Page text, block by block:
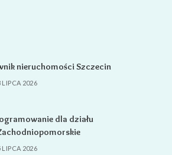
nieruchomości Szczecin
LIPCA 2026
dla działu
LIPCA 2026